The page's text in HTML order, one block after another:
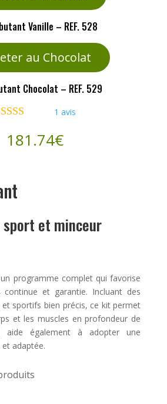
Vanille – REF. 528
au Chocolat
Chocolat – REF. 529
sur 5 basé
sur notation
1 avis
181.74€
et minceur
programme complet qui favorise
et garantie. Incluant des
sportifs bien précis, ce kit permet
et les muscles en profondeur de
aide également à adopter une
adaptée.